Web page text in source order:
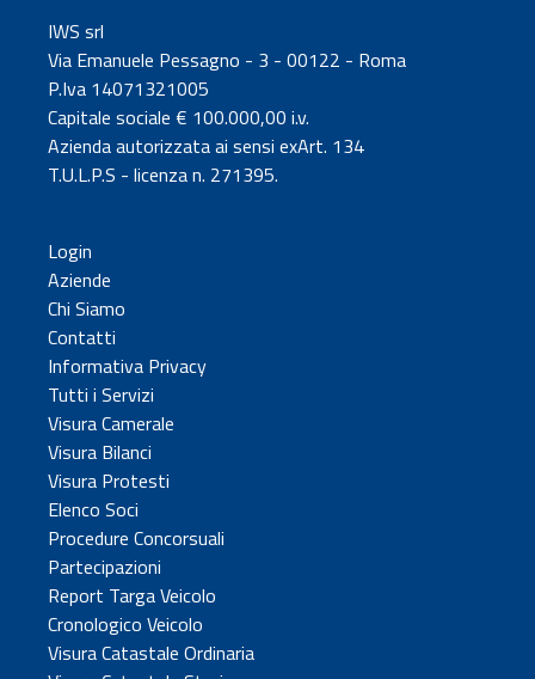
IWS srl
Via Emanuele Pessagno - 3 - 00122 - Roma
P.Iva 14071321005
Capitale sociale € 100.000,00 i.v.
Azienda autorizzata ai sensi exArt. 134
T.U.L.P.S - licenza n. 271395.
Login
Aziende
Chi Siamo
Contatti
Informativa Privacy
Tutti i Servizi
Visura Camerale
Visura Bilanci
Visura Protesti
Elenco Soci
Procedure Concorsuali
Partecipazioni
Report Targa Veicolo
Cronologico Veicolo
Visura Catastale Ordinaria